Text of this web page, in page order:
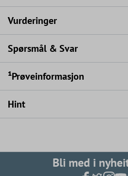
Vurderinger
Spørsmål & Svar
¹Prøveinformasjon
Hint
Bli med i